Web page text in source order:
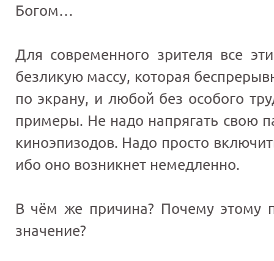
Богом…
Для современного зрителя все
безликую массу, которая
по экрану, и любой без особого
примеры. Не надо напрягать свою
киноэпизодов. Надо просто
ибо оно возникнет немедленно.
В чём же причина? Почему этому
значение?